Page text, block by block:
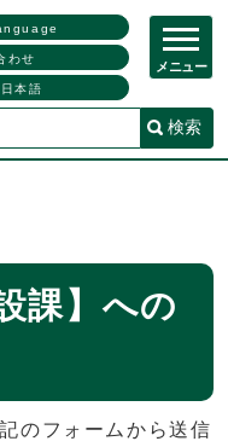
わせ
本語
検索
メニュー
課】への
のフォームから送信